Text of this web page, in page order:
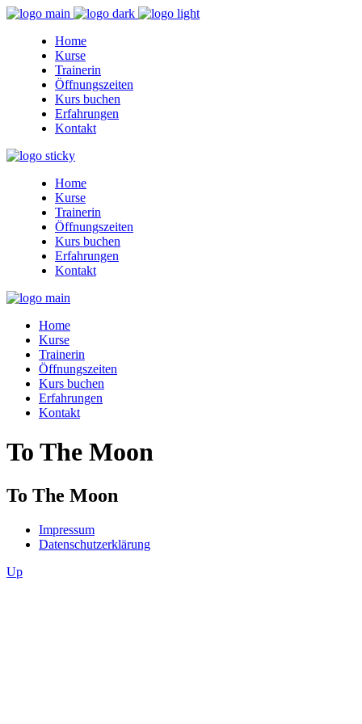
Home
Kurse
Trainerin
Öffnungszeiten
Kurs buchen
Erfahrungen
Kontakt
Home
Kurse
Trainerin
Öffnungszeiten
Kurs buchen
Erfahrungen
Kontakt
Home
Kurse
Trainerin
Öffnungszeiten
Kurs buchen
Erfahrungen
Kontakt
To The Moon
To The Moon
Impressum
Datenschutzerklärung
Up